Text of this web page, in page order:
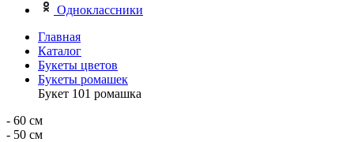
Одноклассники
Главная
Каталог
Букеты цветов
Букеты ромашек
Букет 101 ромашка
- 60 см
- 50 см